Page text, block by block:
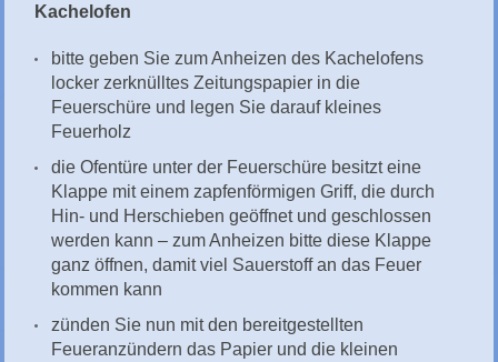
Kachelofen
bitte geben Sie zum Anheizen des Kachelofens
locker zerknülltes Zeitungspapier in die
Feuerschüre und legen Sie darauf kleines
Feuerholz
die Ofentüre unter der Feuerschüre besitzt eine
Klappe mit einem zapfenförmigen Griff, die durch
Hin- und Herschieben geöffnet und geschlossen
werden kann – zum Anheizen bitte diese Klappe
ganz öffnen, damit viel Sauerstoff an das Feuer
kommen kann
zünden Sie nun mit den bereitgestellten
Feueranzündern das Papier und die kleinen